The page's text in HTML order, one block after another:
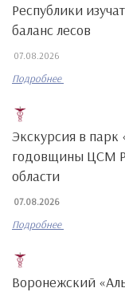
Республики
баланс лесов
07.08.2026
Подробнее
Экскурсия в
годовщины ЦСМ
области
07.08.2026
Подробнее
Воронежский